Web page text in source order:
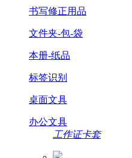
书写修正用品
文件夹-包-袋
本册-纸品
标签识别
桌面文具
办公文具
工作证卡套